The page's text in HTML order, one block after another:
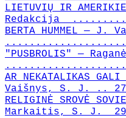
LIETUVIŲ IR
Redakcija
BERTA HUMMEL — J.
"PUSBROLIS" —
AR NEKATALIKAS
Vaišnys, S. J. .. 27
RELIGINĖ SROVĖ
Markaitis, S. J. 29